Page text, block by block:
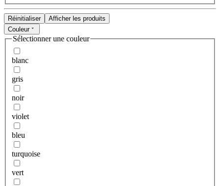
Réinitialiser
Afficher les produits
Couleur
Sélectionner une couleur
blanc
gris
noir
violet
bleu
turquoise
vert